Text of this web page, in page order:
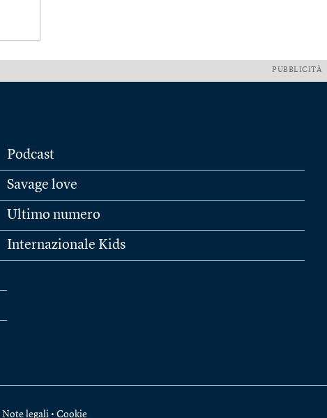
PUBBLICITÀ
Podcast
Savage love
Ultimo numero
Internazionale Kids
Note legali • Cookie